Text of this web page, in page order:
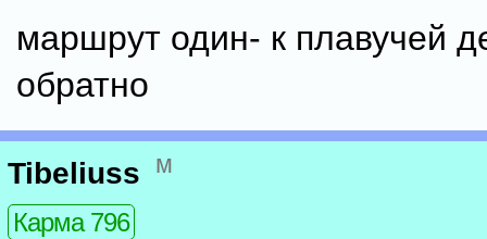
маршрут один- к плавучей
обратно
Tibeliuss м
Карма 796